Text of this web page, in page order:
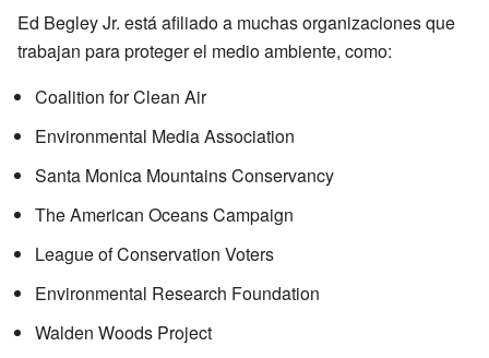
Ed Begley Jr. está afiliado a muchas organizaciones que
trabajan para proteger el medio ambiente, como:
Coalition for Clean Air
Environmental Media Association
Santa Monica Mountains Conservancy
The American Oceans Campaign
League of Conservation Voters
Environmental Research Foundation
Walden Woods Project